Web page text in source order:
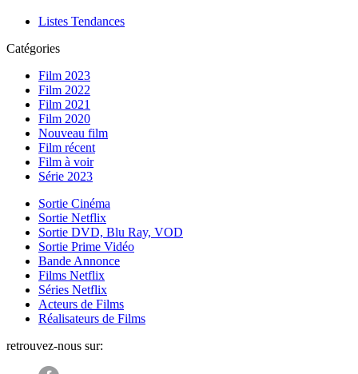
Listes Tendances
Catégories
Film 2023
Film 2022
Film 2021
Film 2020
Nouveau film
Film récent
Film à voir
Série 2023
Sortie Cinéma
Sortie Netflix
Sortie DVD, Blu Ray, VOD
Sortie Prime Vidéo
Bande Annonce
Films Netflix
Séries Netflix
Acteurs de Films
Réalisateurs de Films
retrouvez-nous sur: